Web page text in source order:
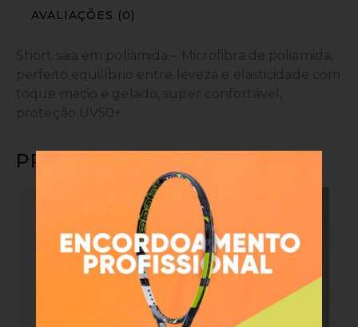
AVALIAÇÕES (0)
Short saia em poliamida – Microfibra de poliamida,
perfeito equilíbrio entre leveza e elasticidade com
toque macio e gelado, super confortável,
proteção UV50+
PRODUTOS RELACIONADOS
OFERTA!